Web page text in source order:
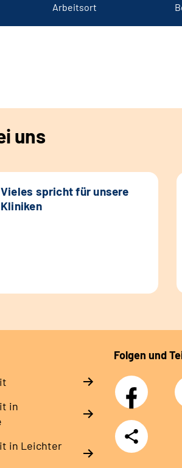
Arbeitsort
uns
Vieles spricht für unsere
Kliniken
in
in Leichter
Folgen und
Facebook
Teilen